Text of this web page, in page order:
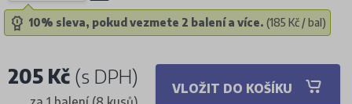
10% sleva, pokud vezmete 2 balení a více. (185 Kč / bal)
205 Kč (s DPH)
VLOŽIT DO KOŠÍKU